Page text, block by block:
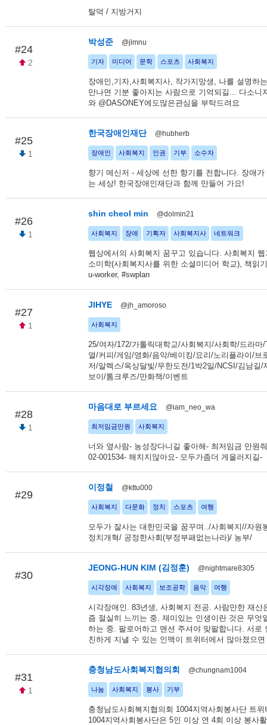
탈덕 / 지방거지
#24
2
박성준 @jlmnu
기자 미디어 문학 스포츠 사회복지
장애인,기자,사회복지사, 작가지망생, 나를 설명하
만나면 기분 좋아지는 사람으로 기억되길... 다소니
와 @DASONEY에도많은관심을 부탁드려요
#25
1
한국장애인재단 @hubherb
장애인 사회복지 인권 기부 소수자
향기 메신저 - 세상에 선한 향기를 전합니다. 장애
는 세상! 한국장애인재단과 함께 만들어 가요!
#26
1
shin cheol min @dolmin21
사회복지 장애 기획자 사회복지사 네트워크
웹상에서의 사회복지 꿈꾸고 있습니다. 사회복지
소미학(사회복지사를 위한 소셜미디어 학교), 책읽
u-worker, #swplan
#27
1
JIHYE @jh_amoroso
사회복지
25/여자/172/가톨릭대학교/사회복지/사회학/드라마
열/커피/게임/영화/음악/베이킹/요리/노리플라이/브
저/알렉스/옥상달빛/무한도전/1박2일/NCSI/김남길/
보이/톰크루즈/만화책/이벤트
#28
1
마음대로 부르세요 @iam_neo_wa
최저임금만원 사회복지
너와 옆사람- 농성장다니길 좋아해- 최저임금 만원
02-001534- 해치지않아요- 모두가좀더 게을러지길-
#29
이정철 @kttu000
사회복지 다문화 정치 스포츠 여행
모두가 잘사는 대한민국을 꿈꾸며../사회복지//자원
정치개혁/ 공정한사회(부정부패없는나라)/ 농부/
#30
JEONG-HUN KIM (김정훈) @nightmare8305
시각장애 사회복지 보조공학 음악 여행
시각장애인. 83년생, 사회복지 전공. 사람만한 재산
즘 절실히 느끼는 중. 재미있는 인생이란 것은 무엇
하는 중. 팔로어하고 맨션 주셔야 맞팔합니다. 서로
친하게 지낼 수 있는 인맥이 트위터에서 많아졌으
#31
1
충청남도사회복지협의회 @chungnam1004
나눔 사회복지 봉사 기부
충청남도사회복지협의회 1004지역사회봉사단 트위
1004지역사회봉사단은 5인 이상 연 4회 이상 봉사